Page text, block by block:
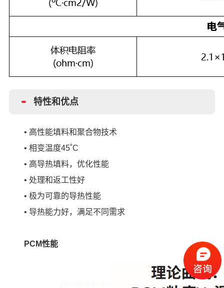
特性和优点
• 高性能填料和聚合物技术
• 相变温度45˚C
• 高导热填料，优化性能
• 处理和返工性好
• 极为可靠的导热性能
• 导热能力好，满足不同需求
PCM性能